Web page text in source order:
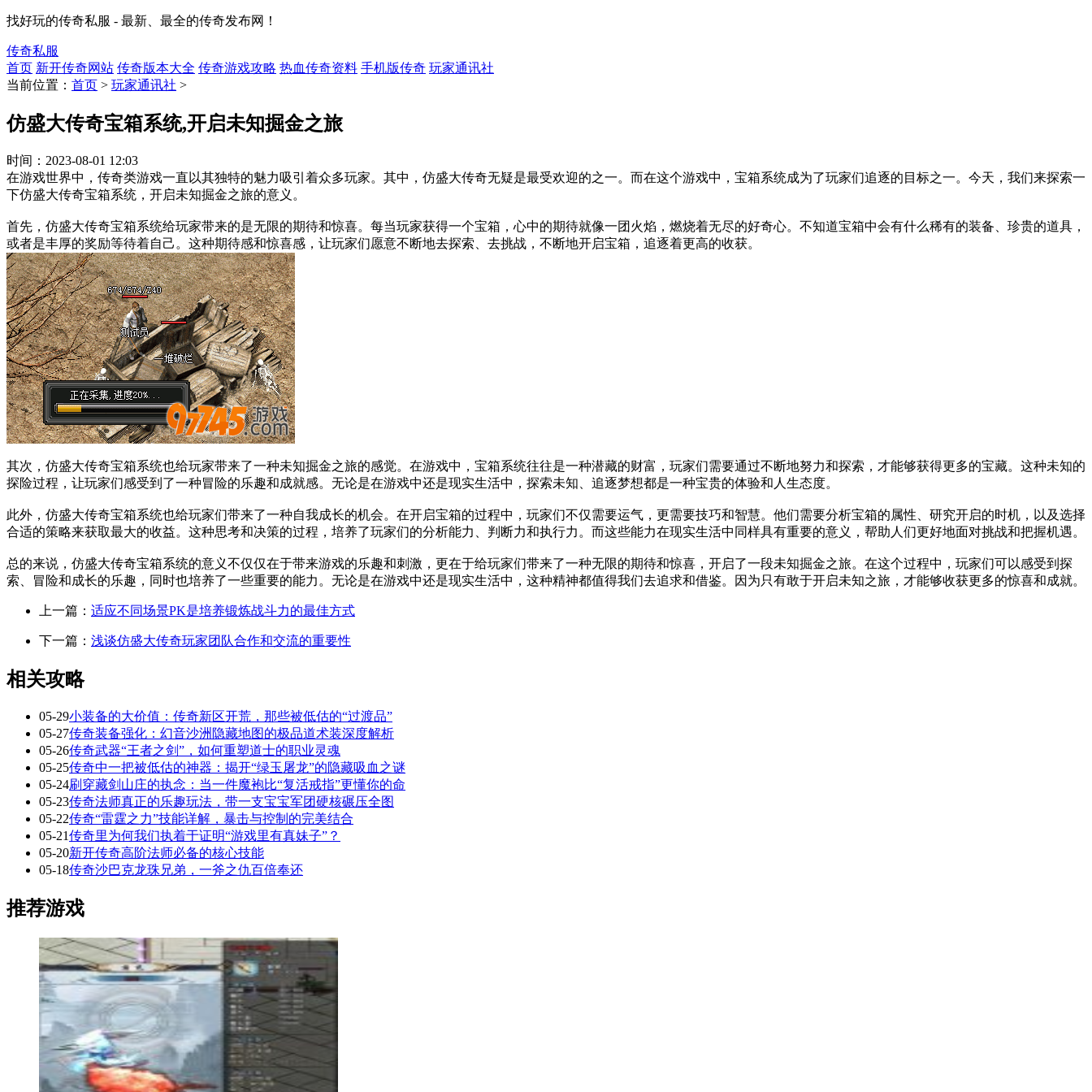
找好玩的传奇私服 - 最新、最全的传奇发布网！
传奇私服
首页 新开传奇网站 传奇版本大全 传奇游戏攻略 热血传奇资料 手机版传奇 玩家通讯社
当前位置： 首页 > 玩家通讯社 >
仿盛大传奇宝箱系统,开启未知掘金之旅
时间： 2023-08-01 12:03
在游戏世界中，传奇类游戏一直以其独特的魅力吸引着众多玩家。其中，仿盛大传奇无疑是最受欢迎的之一。而在这个游戏中，宝箱系统成为了玩家们追逐的目标之一。今天，我们来探索一
下仿盛大传奇宝箱系统，开启未知掘金之旅的意义。
首先，仿盛大传奇宝箱系统给玩家带来的是无限的期待和惊喜。每当玩家获得一个宝箱，心中的期待就像一团火焰，燃烧着无尽的好奇心。不知道宝箱中会有什么稀有的装备、珍贵的道具，
或者是丰厚的奖励等待着自己。这种期待感和惊喜感，让玩家们愿意不断地去探索、去挑战，不断地开启宝箱，追逐着更高的收获。
其次，仿盛大传奇宝箱系统也给玩家带来了一种未知掘金之旅的感觉。在游戏中，宝箱系统往往是一种潜藏的财富，玩家们需要通过不断地努力和探索，才能够获得更多的宝藏。这种未知的
探险过程，让玩家们感受到了一种冒险的乐趣和成就感。无论是在游戏中还是现实生活中，探索未知、追逐梦想都是一种宝贵的体验和人生态度。
此外，仿盛大传奇宝箱系统也给玩家们带来了一种自我成长的机会。在开启宝箱的过程中，玩家们不仅需要运气，更需要技巧和智慧。他们需要分析宝箱的属性、研究开启的时机，以及选择
合适的策略来获取最大的收益。这种思考和决策的过程，培养了玩家们的分析能力、判断力和执行力。而这些能力在现实生活中同样具有重要的意义，帮助人们更好地面对挑战和把握机遇。
总的来说，仿盛大传奇宝箱系统的意义不仅仅在于带来游戏的乐趣和刺激，更在于给玩家们带来了一种无限的期待和惊喜，开启了一段未知掘金之旅。在这个过程中，玩家们可以感受到探
索、冒险和成长的乐趣，同时也培养了一些重要的能力。无论是在游戏中还是现实生活中，这种精神都值得我们去追求和借鉴。因为只有敢于开启未知之旅，才能够收获更多的惊喜和成就。
上一篇： 适应不同场景PK是培养锻炼战斗力的最佳方式
下一篇： 浅谈仿盛大传奇玩家团队合作和交流的重要性
相关攻略
05-29小装备的大价值：传奇新区开荒，那些被低估的“过渡品”
05-27传奇装备强化：幻音沙洲隐藏地图的极品道术装深度解析
05-26传奇武器“王者之剑”，如何重塑道士的职业灵魂
05-25传奇中一把被低估的神器：揭开“绿玉屠龙”的隐藏吸血之谜
05-24刷穿藏剑山庄的执念：当一件魔袍比“复活戒指”更懂你的命
05-23传奇法师真正的乐趣玩法，带一支宝宝军团硬核碾压全图
05-22传奇“雷霆之力”技能详解，暴击与控制的完美结合
05-21传奇里为何我们执着于证明“游戏里有真妹子”？
05-20新开传奇高阶法师必备的核心技能
05-18传奇沙巴克龙珠兄弟，一斧之仇百倍奉还
推荐游戏